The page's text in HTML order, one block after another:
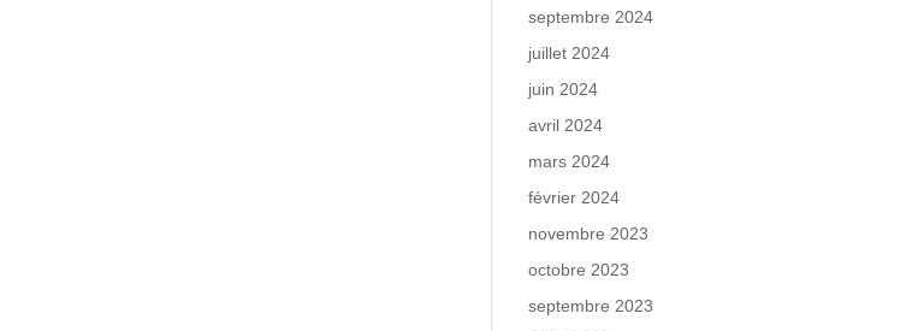
septembre 2024
juillet 2024
juin 2024
avril 2024
mars 2024
février 2024
novembre 2023
octobre 2023
septembre 2023